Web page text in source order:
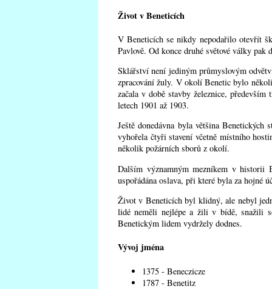
Život v Beneticích
V Beneticích se nikdy nepodařilo otevřít
Pavlově. Od konce druhé světové války pak
Sklářství není jediným průmyslovým
zpracování žuly. V okolí Benetic bylo
začala v době stavby železnice,
letech 1901 až 1903.
Ještě donedávna byla většina
vyhořela čtyři stavení včetně místního
několik požárních sborů z okolí.
Dalším významným mezníkem v historii
uspořádána oslava, při které byla za hojné
Život v Beneticích byl klidný, ale nebyl
lidé neměli nejlépe a žili v bídě, snažili
Benetickým lidem vydržely dodnes.
Vývoj jména
1375 - Beneczicze
1787 - Benetitz